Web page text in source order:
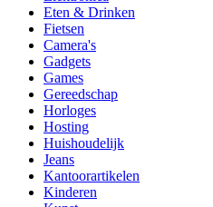
Eten & Drinken
Fietsen
Camera's
Gadgets
Games
Gereedschap
Horloges
Hosting
Huishoudelijk
Jeans
Kantoorartikelen
Kinderen